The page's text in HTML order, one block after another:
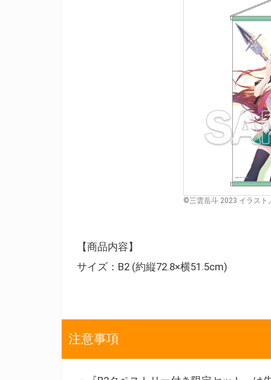
©三雲岳斗 2023 イラスト
【商品内容】
サイズ：B2 (約縦72.8×横51.5cm)
注意事項